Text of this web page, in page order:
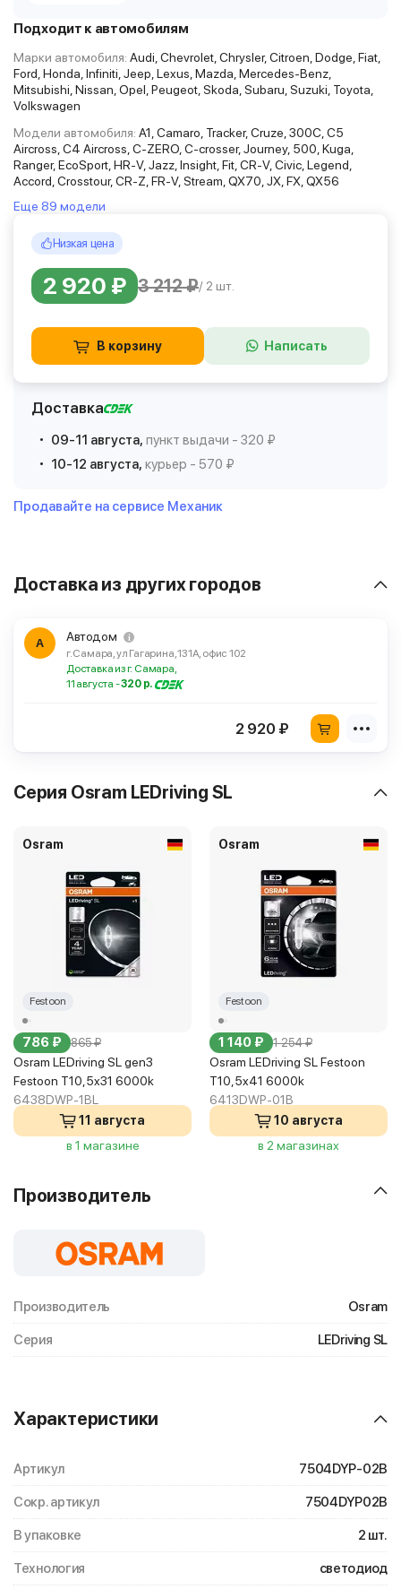
Подходит к автомобилям
Марки автомобиля: Audi, Chevrolet, Chrysler, Citroen, Dodge, Fiat,
Ford, Honda, Infiniti, Jeep, Lexus, Mazda, Mercedes-Benz,
Mitsubishi, Nissan, Opel, Peugeot, Skoda, Subaru, Suzuki, Toyota,
Volkswagen
Модели автомобиля: A1, Camaro, Tracker, Cruze, 300C, C5
Aircross, C4 Aircross, C-ZERO, C-crosser, Journey, 500, Kuga,
Ranger, EcoSport, HR-V, Jazz, Insight, Fit, CR-V, Civic, Legend,
Accord, Crosstour, CR-Z, FR-V, Stream, QX70, JX, FX, QX56
Еще 89 модели
Низкая цена
2 920 ₽ 3 212 ₽/ 2 шт.
В корзину Написать
Доставка
09-11 августа, пункт выдачи - 320 ₽
10-12 августа, курьер - 570 ₽
Продавайте на сервисе Механик
Доставка из других городов
А Автодом
г. Самара, ул Гагарина, 131А, офис 102
Доставка из г. Самара,
11 августа -320 р.
2 920 ₽
Серия Osram LEDriving SL
Osram
Festoon
786 ₽ 865 ₽
Osram LEDriving SL gen3
Festoon T10,5x31 6000k
6438DWP-1BL
11 августа
в 1 магазине
Osram
Festoon
1 140 ₽ 1 254 ₽
Osram LEDriving SL Festoon
T10,5x41 6000k
6413DWP-01B
10 августа
в 2 магазинах
Производитель
Производитель Osram
Серия LEDriving SL
Характеристики
Артикул 7504DYP-02B
Сокр. артикул 7504DYP02B
В упаковке 2 шт.
Технология светодиод